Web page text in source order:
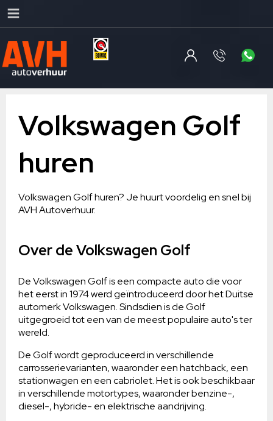
Volkswagen Golf
huren
Volkswagen Golf huren? Je huurt voordelig en snel bij
AVH Autoverhuur.
Over de Volkswagen Golf
De Volkswagen Golf is een compacte auto die voor
het eerst in 1974 werd geïntroduceerd door het Duitse
automerk Volkswagen. Sindsdien is de Golf
uitgegroeid tot een van de meest populaire auto's ter
wereld.
De Golf wordt geproduceerd in verschillende
carrosserievarianten, waaronder een hatchback, een
stationwagen en een cabriolet. Het is ook beschikbaar
in verschillende motortypes, waaronder benzine-,
diesel-, hybride- en elektrische aandrijving.